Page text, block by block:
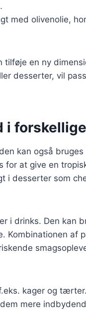
med olivenolie,
tilføje en ny
desserter, vil
i
kan også
at give en
i desserter som
i drinks. Den kan
Kombinationen af
kager og
mere